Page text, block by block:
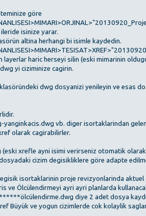
göre
isinize yarar.
altina herhangi bi isimle kaydedin.
layerlar haric herseyi silin (eski mimarinin
yi ciziminize cagirin.
dwg dosyanizi yenileyin ve esas
yanginkacis.dwg vb. diger isortaklarindan
olarak cagirabilirler.
(eski xrefle ayni isimi verirseniz otomatik
cizim degisikliklere göre adapte
isortaklarinin proje revizyonlarinda
ve Ölcülendirmeyi ayri ayri planlarda
diye 2 adet dosya
Büyük ve yogun cizimlerde cok kolaylik